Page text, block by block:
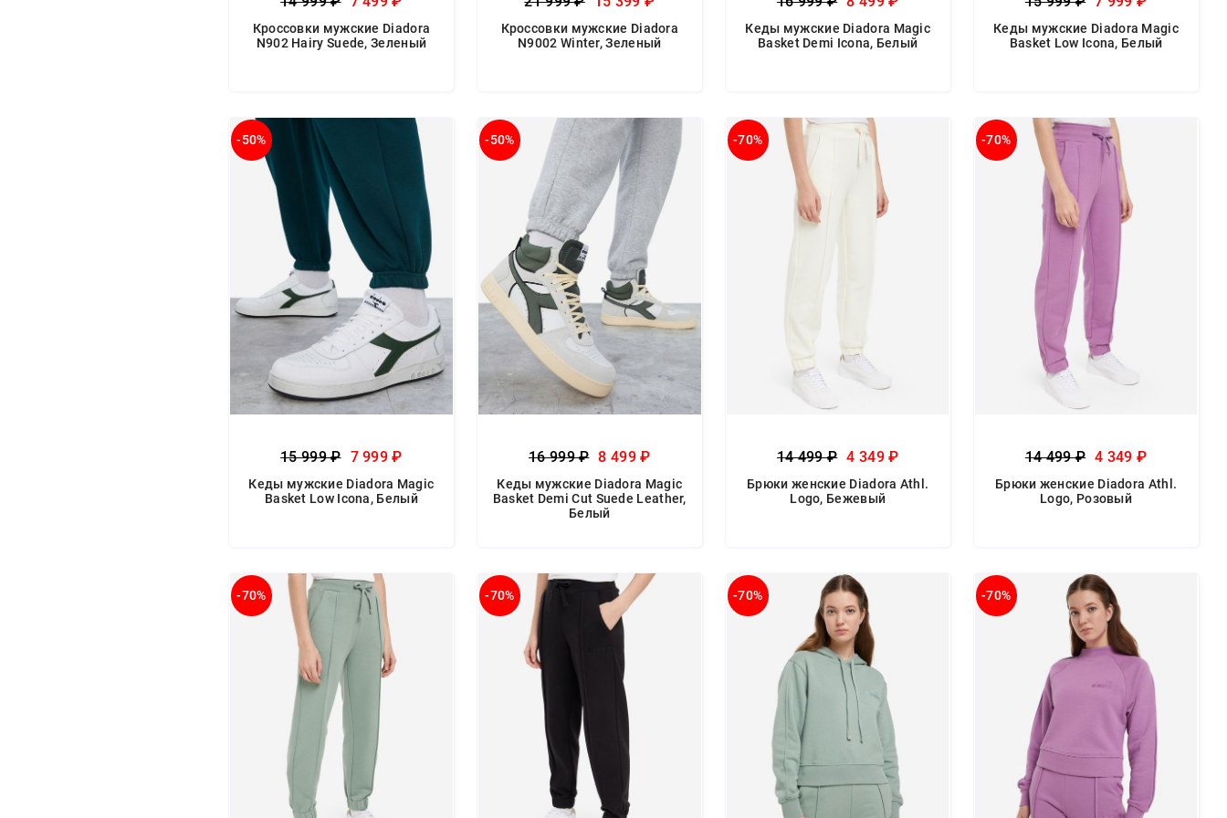
Кроссовки мужские Diadora
N902 Hairy Suede, Зеленый
Кроссовки мужские Diadora
N9002 Winter, Зеленый
Кеды мужские Diadora Magic
Basket Demi Icona, Белый
Кеды мужские Diadora Magic
Basket Low Icona, Белый
-50%
15 999 ₽ 7 999 ₽
Кеды мужские Diadora Magic
Basket Low Icona, Белый
-50%
16 999 ₽ 8 499 ₽
Кеды мужские Diadora Magic
Basket Demi Cut Suede Leather,
Белый
-70%
14 499 ₽ 4 349 ₽
Брюки женские Diadora Athl.
Logo, Бежевый
-70%
14 499 ₽ 4 349 ₽
Брюки женские Diadora Athl.
Logo, Розовый
-70% -70% -70% -70%